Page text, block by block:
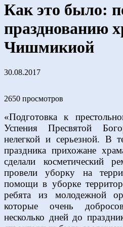
Как это было:
празднованию
Чишмикиой
30.08.2017
2650 просмотров
«Подготовка к
Успения Пресвятой
нелегкой и серьезной. В
праздника прихожане
сделали косметический
провели уборку на
помощи в уборке
ребята из молодежной
которые очень
несколько дней до